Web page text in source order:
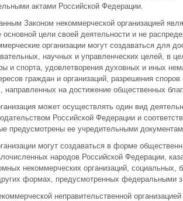
актами Российской Федерации.
Законом некоммерческой организацией
основной цели своей деятельности и не
организации могут создаваться для
научных и управленческих целей, в
и спорта, удовлетворения духовных и иных
граждан и организаций, разрешения
направленных на достижение общественных
может осуществлять один вид
Российской Федерации и
предусмотрены ее учредительными
могут создаваться в форме
народов Российской Федерации,
некоммерческих организаций, социальных,
формах, предусмотренных федеральными
неправительственной